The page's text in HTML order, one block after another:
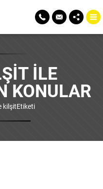
ILE
KONULAR
kilşitEtiketi